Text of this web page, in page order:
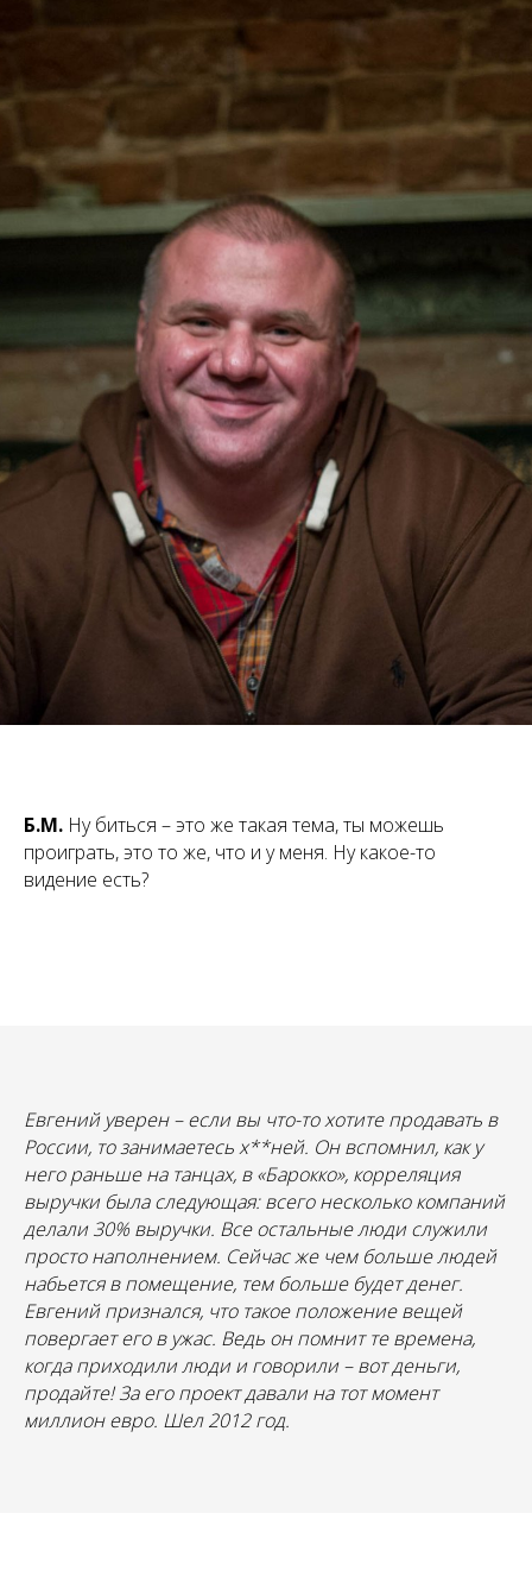
Б.М. Ну биться – это же такая тема, ты можешь
проиграть, это то же, что и у меня. Ну какое-то
видение есть?
Евгений уверен – если вы что-то хотите продавать в
России, то занимаетесь х**ней. Он вспомнил, как у
него раньше на танцах, в «Барокко», корреляция
выручки была следующая: всего несколько компаний
делали 30% выручки. Все остальные люди служили
просто наполнением. Сейчас же чем больше людей
набьется в помещение, тем больше будет денег.
Евгений признался, что такое положение вещей
повергает его в ужас. Ведь он помнит те времена,
когда приходили люди и говорили – вот деньги,
продайте! За его проект давали на тот момент
миллион евро. Шел 2012 год.